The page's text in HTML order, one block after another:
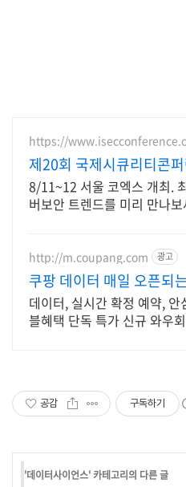
https://
제20회 국제시큐리티콘
ISEC 2026
8/11~12 서울 코엑스 개최.
버보안 트렌드를 미리 만나
http://m.coupang.com 광고
쿠팡 데이터 매일 오픈되
데이터, 실시간 확정 예약,
블혜택 단독 특가 신규 와우
공감 구독하기
'데이터사이언스' 카테고리의 다른 글